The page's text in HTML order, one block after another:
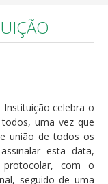
celebra o
uma vez que
união de todos os
esta data,
protocolar, com o
seguido de uma